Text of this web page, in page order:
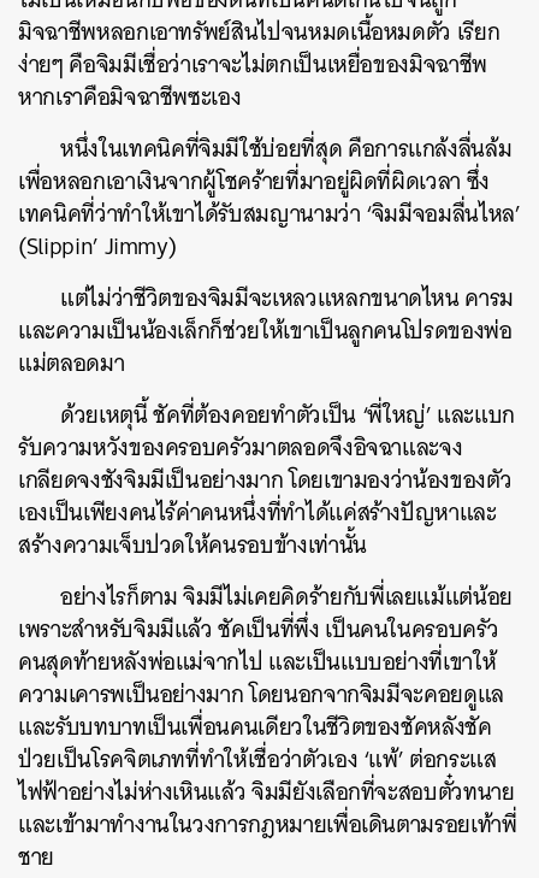
มิจฉาชีพหลอกเอาทรัพย์สินไปจนหมดเนื้อหมดตัว เรียก
ง่ายๆ คือจิมมีเชื่อว่าเราจะไม่ตกเป็นเหยื่อของมิจฉาชีพ
หากเราคือมิจฉาชีพซะเอง
หนึ่งในเทคนิคที่จิมมีใช้บ่อยที่สุด คือการแกล้งลื่นล้ม
เพื่อหลอกเอาเงินจากผู้โชคร้ายที่มาอยู่ผิดที่ผิดเวลา ซึ่ง
เทคนิคที่ว่าทำให้เขาได้รับสมญานามว่า ‘จิมมีจอมลื่นไหล’
(Slippin’ Jimmy)
แต่ไม่ว่าชีวิตของจิมมีจะเหลวแหลกขนาดไหน คารม
และความเป็นน้องเล็กก็ช่วยให้เขาเป็นลูกคนโปรดของพ่อ
แม่ตลอดมา
ด้วยเหตุนี้ ชัคที่ต้องคอยทำตัวเป็น ‘พี่ใหญ่’ และแบก
รับความหวังของครอบครัวมาตลอดจึงอิจฉาและจง
เกลียดจงชังจิมมีเป็นอย่างมาก โดยเขามองว่าน้องของตัว
เองเป็นเพียงคนไร้ค่าคนหนึ่งที่ทำได้แค่สร้างปัญหาและ
สร้างความเจ็บปวดให้คนรอบข้างเท่านั้น
อย่างไรก็ตาม จิมมีไม่เคยคิดร้ายกับพี่เลยแม้แต่น้อย
เพราะสำหรับจิมมีแล้ว ชัคเป็นที่พึ่ง เป็นคนในครอบครัว
คนสุดท้ายหลังพ่อแม่จากไป และเป็นแบบอย่างที่เขาให้
ความเคารพเป็นอย่างมาก โดยนอกจากจิมมีจะคอยดูแล
และรับบทบาทเป็นเพื่อนคนเดียวในชีวิตของชัคหลังชัค
ป่วยเป็นโรคจิตเภทที่ทำให้เชื่อว่าตัวเอง ‘แพ้’ ต่อกระแส
ไฟฟ้าอย่างไม่ห่างเหินแล้ว จิมมียังเลือกที่จะสอบตั๋วทนาย
และเข้ามาทำงานในวงการกฎหมายเพื่อเดินตามรอยเท้าพี่
ชาย